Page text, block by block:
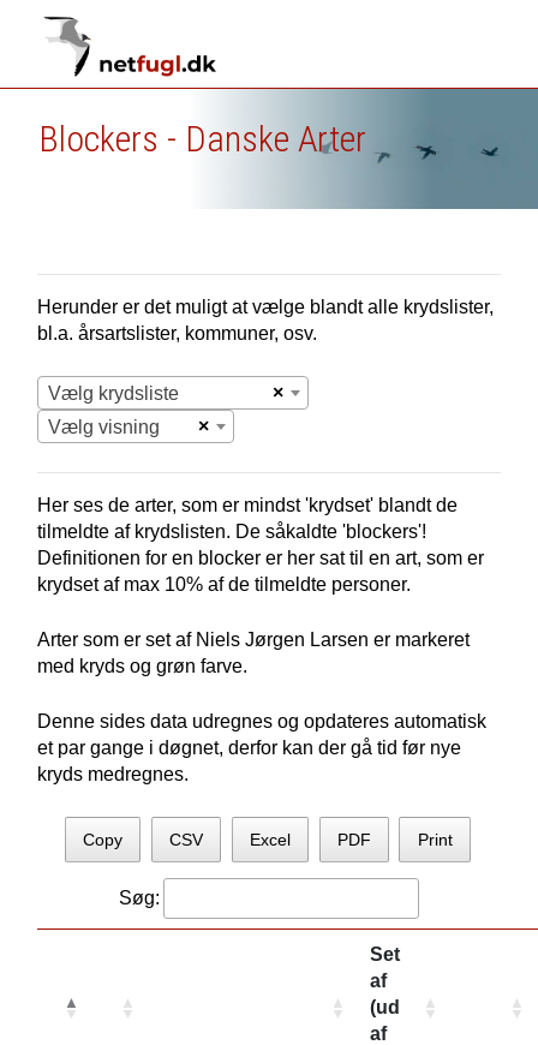
Blockers - Danske Arter
Herunder er det muligt at vælge blandt alle krydslister,
bl.a. årsartslister, kommuner, osv.
×
Vælg krydsliste
×
Vælg visning
Her ses de arter, som er mindst 'krydset' blandt de
tilmeldte af krydslisten. De såkaldte 'blockers'!
Definitionen for en blocker er her sat til en art, som er
krydset af max 10% af de tilmeldte personer.
Arter som er set af Niels Jørgen Larsen er markeret
med kryds og grøn farve.
Denne sides data udregnes og opdateres automatisk
et par gange i døgnet, derfor kan der gå tid før nye
kryds medregnes.
Copy CSV Excel PDF Print
Søg:
Set
af
(ud
af